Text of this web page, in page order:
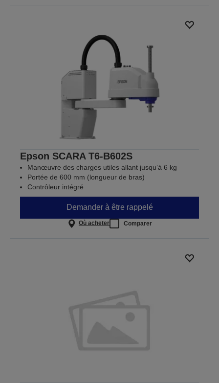
Epson SCARA T6-B602S
Manœuvre des charges utiles allant jusqu’à 6 kg
Portée de 600 mm (longueur de bras)
Contrôleur intégré
Demander à être rappelé
Où acheter Comparer